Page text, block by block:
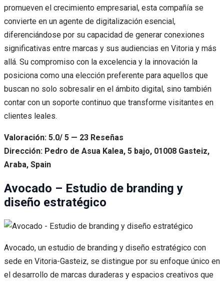
promueven el crecimiento empresarial, esta compañía se
convierte en un agente de digitalización esencial,
diferenciándose por su capacidad de generar conexiones
significativas entre marcas y sus audiencias en Vitoria y más
allá. Su compromiso con la excelencia y la innovación la
posiciona como una elección preferente para aquellos que
buscan no solo sobresalir en el ámbito digital, sino también
contar con un soporte continuo que transforme visitantes en
clientes leales.
Valoración: 5.0/ 5 — 23 Reseñas
Dirección: Pedro de Asua Kalea, 5 bajo, 01008 Gasteiz,
Araba, Spain
Avocado – Estudio de branding y
diseño estratégico
Avocado, un estudio de branding y diseño estratégico con
sede en Vitoria-Gasteiz, se distingue por su enfoque único en
el desarrollo de marcas duraderas y espacios creativos que